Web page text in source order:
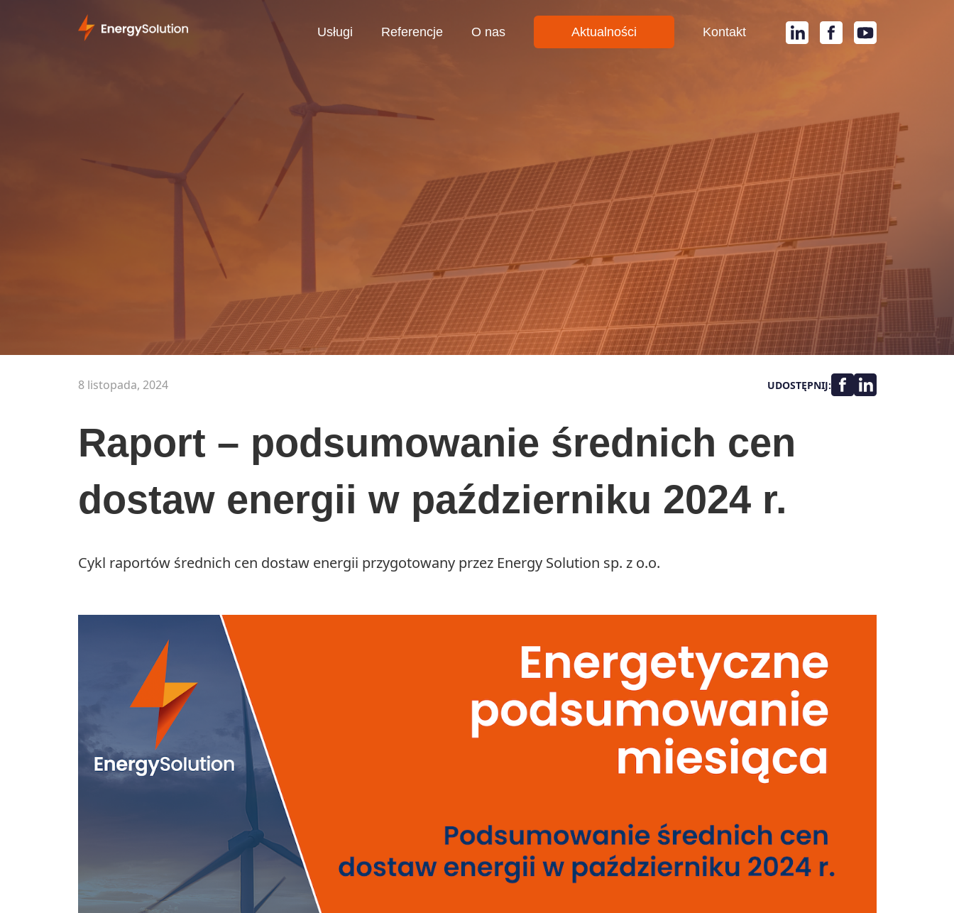
Usługi Referencje O nas Aktualności Kontakt
8 listopada, 2024 UDOSTĘPNIJ:
Raport – podsumowanie średnich cen
dostaw energii w październiku 2024 r.
Cykl raportów średnich cen dostaw energii przygotowany przez Energy Solution sp. z o.o.